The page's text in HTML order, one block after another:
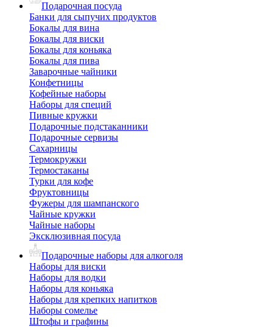
Подарочная посуда
Банки для сыпучих продуктов
Бокалы для вина
Бокалы для виски
Бокалы для коньяка
Бокалы для пива
Заварочные чайники
Конфетницы
Кофейные наборы
Наборы для специй
Пивные кружки
Подарочные подстаканники
Подарочные сервизы
Сахарницы
Термокружки
Термостаканы
Турки для кофе
Фруктовницы
Фужеры для шампанского
Чайные кружки
Чайные наборы
Эксклюзивная посуда
Подарочные наборы для алкоголя
Наборы для виски
Наборы для водки
Наборы для коньяка
Наборы для крепких напитков
Наборы сомелье
Штофы и графины